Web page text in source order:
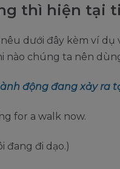
thì hiện tại
dưới đây kèm ví dụ
nào chúng ta nên
động đang xảy ra
for a walk now.
đang đi dạo.)